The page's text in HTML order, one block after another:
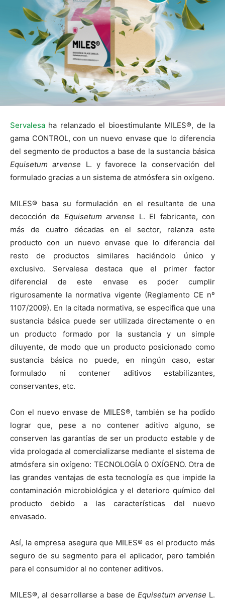
Servalesa ha relanzado el bioestimulante MILES®, de la
gama CONTROL, con un nuevo envase que lo diferencia
del segmento de productos a base de la sustancia básica
Equisetum arvense L. y favorece la conservación del
formulado gracias a un sistema de atmósfera sin oxígeno.
MILES® basa su formulación en el resultante de una
decocción de Equisetum arvense L. El fabricante, con
más de cuatro décadas en el sector, relanza este
producto con un nuevo envase que lo diferencia del
resto de productos similares haciéndolo único y
exclusivo. Servalesa destaca que el primer factor
diferencial de este envase es poder cumplir
rigurosamente la normativa vigente (Reglamento CE nº
1107/2009). En la citada normativa, se especifica que una
sustancia básica puede ser utilizada directamente o en
un producto formado por la sustancia y un simple
diluyente, de modo que un producto posicionado como
sustancia básica no puede, en ningún caso, estar
formulado ni contener aditivos estabilizantes,
conservantes, etc.
Con el nuevo envase de MILES®, también se ha podido
lograr que, pese a no contener aditivo alguno, se
conserven las garantías de ser un producto estable y de
vida prologada al comercializarse mediante el sistema de
atmósfera sin oxígeno: TECNOLOGÍA 0 OXÍGENO. Otra de
las grandes ventajas de esta tecnología es que impide la
contaminación microbiológica y el deterioro químico del
producto debido a las características del nuevo
envasado.
Así, la empresa asegura que MILES® es el producto más
seguro de su segmento para el aplicador, pero también
para el consumidor al no contener aditivos.
MILES®, al desarrollarse a base de Equisetum arvense L.